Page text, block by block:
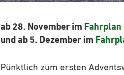
ab 28. November im Fahrplan
und ab 5. Dezember im
Pünktlich zum ersten